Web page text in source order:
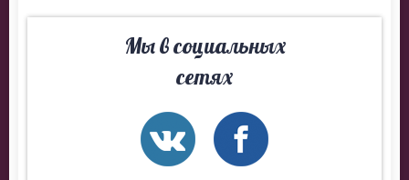
На нашем сайте всегда большой выбор билетов в
разные категории зрительного зала VK Stadium. Если
не удалось найти нужные билеты на Дискотека СССР,
позвоните нам в call-центр и мы обязательно
подберем Вам лучшие места по доступной цене.
Мы в социальных
сетях